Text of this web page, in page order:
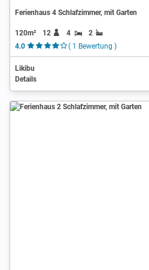
Ferienhaus 4 Schlafzimmer, mit Garten
120m² 12 4
2
4.0
( 1 Bewertung )
Likibu
Details